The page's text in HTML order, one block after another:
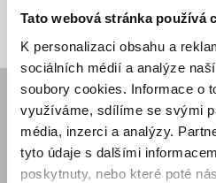
Tato webová stránka používá
K personalizaci obsahu a
sociálních médií a analýze
soubory cookies. Informace o
využíváme, sdílíme se svými
média, inzerci a analýzy.
tyto údaje s dalšími
poskytnuty, nebo které poté
mailová
adresa
mailová
adresa
Vaše e-mailová adresa
E-SHOP
Aktuality
Naši autoři
Obchodní podmínky